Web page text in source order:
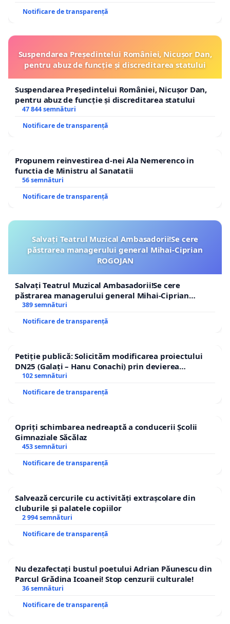
Notificare de transparență
Suspendarea Președintelui României, Nicușor Dan,
pentru abuz de funcție și discreditarea statului
Suspendarea Președintelui României, Nicușor Dan,
pentru abuz de funcție și discreditarea statului
47 844 semnături
Notificare de transparență
Propunem reinvestirea d-nei Ala Nemerenco in
functia de Ministru al Sanatatii
56 semnături
Notificare de transparență
Salvați Teatrul Muzical Ambasadorii!Se cere
păstrarea managerului general Mihai-Ciprian
ROGOJAN
Salvați Teatrul Muzical Ambasadorii!Se cere
păstrarea managerului general Mihai-Ciprian
ROGOJAN
389 semnături
Notificare de transparență
Petiție publică: Solicităm modificarea proiectului
DN25 (Galați – Hanu Conachi) prin devierea
traseului în afara localităților!
102 semnături
Notificare de transparență
Opriți schimbarea nedreaptă a conducerii Școlii
Gimnaziale Săcălaz
453 semnături
Notificare de transparență
Salvează cercurile cu activități extrașcolare din
cluburile și palatele copiilor
2 994 semnături
Notificare de transparență
Nu dezafectați bustul poetului Adrian Păunescu din
Parcul Grădina Icoanei! Stop cenzurii culturale!
36 semnături
Notificare de transparență